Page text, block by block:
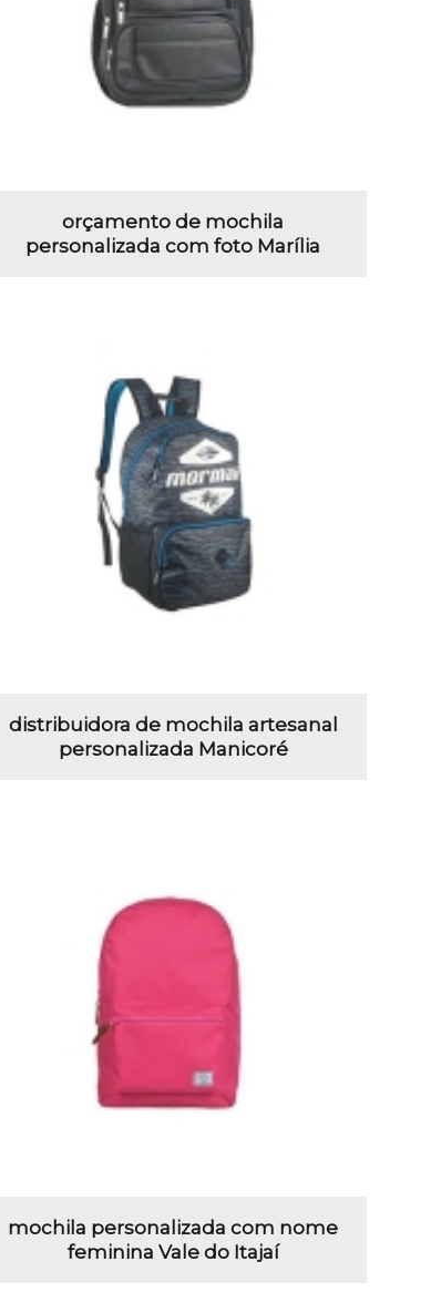
orçamento de mochila
personalizada com foto Marília
distribuidora de mochila artesanal
personalizada Manicoré
mochila personalizada com nome
feminina Vale do Itajaí